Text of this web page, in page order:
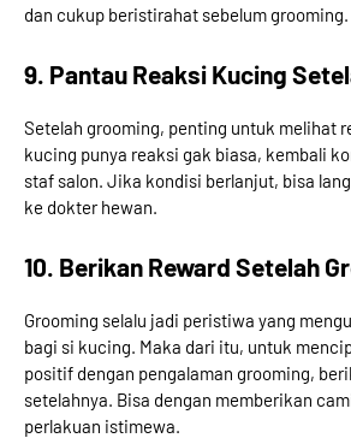
dan cukup beristirahat sebelum grooming.
9. Pantau Reaksi Kucing
Setelah grooming, penting untuk melihat
kucing punya reaksi gak biasa, kembali
staf salon. Jika kondisi berlanjut, bisa
ke dokter hewan.
10. Berikan Reward Setelah
Grooming selalu jadi peristiwa yang
bagi si kucing. Maka dari itu, untuk
positif dengan pengalaman grooming,
setelahnya. Bisa dengan memberikan
perlakuan istimewa.